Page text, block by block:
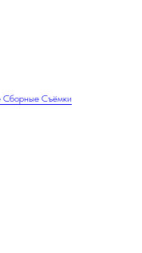
Сборные Съёмки